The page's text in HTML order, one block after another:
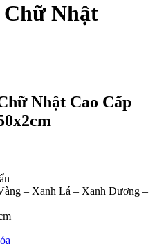
Nhật
Nhật Cao Cấp
– Xanh Lá – Xanh Dương –